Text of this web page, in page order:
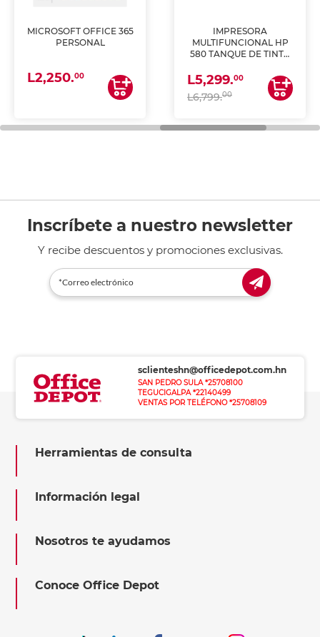
MICROSOFT OFFICE 365
PERSONAL
L2,250.00
IMPRESORA
MULTIFUNCIONAL HP
580 TANQUE DE TINTA
ESCANEA)
L5,299.00
L6,799.00
Inscríbete a nuestro newsletter
Y recibe descuentos y promociones exclusivas.
sclienteshn@officedepot.com.hn
SAN PEDRO SULA *25708100
TEGUCIGALPA *22140499
VENTAS POR TELÉFONO *25708109
Herramientas de consulta
Información legal
Nosotros te ayudamos
Conoce Office Depot